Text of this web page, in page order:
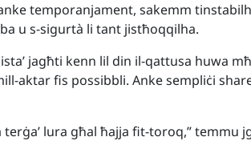
temporanjament, sakemm
u s-sigurtà li tant jistħoqqilha.
jagħti kenn lil din il-qattusa huwa
aktar fis possibbli. Anke sempliċi
lura għal ħajja fit-toroq,” temmu